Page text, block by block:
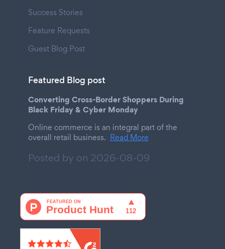
Success Stories
Feature Requests
Guest Blog Post
Featured Blog post
Converting Cross-Border Shoppers During
Black Friday & Cyber Monday
Online commerce is an integral part of the
overall retail business. Read More
Posted by on 2026-08-09